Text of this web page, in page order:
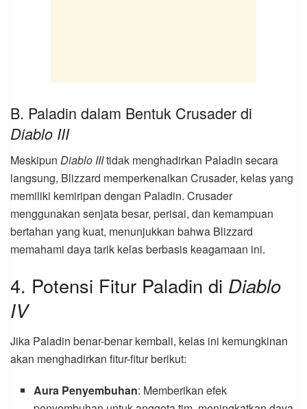
B. Paladin dalam Bentuk Crusader di
Diablo III
Meskipun Diablo IIItidak menghadirkan Paladin secara
langsung, Blizzard memperkenalkan Crusader, kelas yang
memiliki kemiripan dengan Paladin. Crusader
menggunakan senjata besar, perisai, dan kemampuan
bertahan yang kuat, menunjukkan bahwa Blizzard
memahami daya tarik kelas berbasis keagamaan ini.
4. Potensi Fitur Paladin di Diablo
IV
Jika Paladin benar-benar kembali, kelas ini kemungkinan
akan menghadirkan fitur-fitur berikut:
Aura Penyembuhan: Memberikan efek